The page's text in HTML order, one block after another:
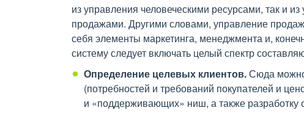
из управления человеческими ресурсами, так и
продажами. Другими словами, управление
себя элементы маркетинга, менеджмента и,
систему следует включать целый спектр
Определение целевых клиентов.Сюда
(потребностей и требований покупателей и
и «поддерживающих» ниш, а также разработку